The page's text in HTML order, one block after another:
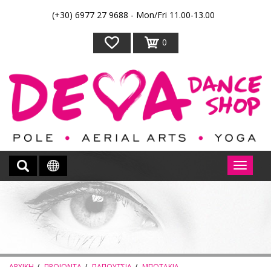
(+30) 6977 27 9688 - Mon/Fri 11.00-13.00
0